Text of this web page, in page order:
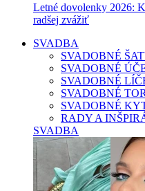
Letné dovolenky 2026:
radšej zvážiť
SVADBA
SVADOBNÉ
SVADOBNÉ
SVADOBNÉ
SVADOBNÉ
SVADOBNÉ
RADY A
SVADBA